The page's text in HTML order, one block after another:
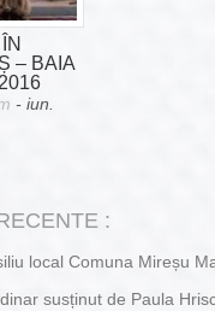
– BAIA
- iun.
:
local Comuna Mireșu
susținut de Paula